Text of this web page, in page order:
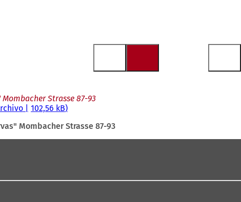
Strasse 87-93
102,56 kB
Mombacher Strasse 87-93